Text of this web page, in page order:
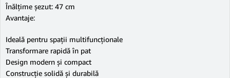
Înălțime șezut: 47 cm
Avantaje:
Ideală pentru spații multifuncționale
Transformare rapidă în pat
Design modern și compact
Construcție solidă și durabilă